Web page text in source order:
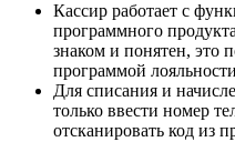
Кассир работает с
программного
знаком и понятен, это
программой
Для списания и
только ввести номер
отсканировать код из